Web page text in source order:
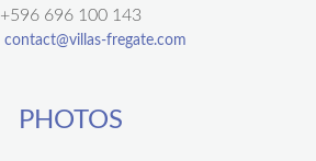
+596 696 100 143
contact@villas-fregate.com
PHOTOS